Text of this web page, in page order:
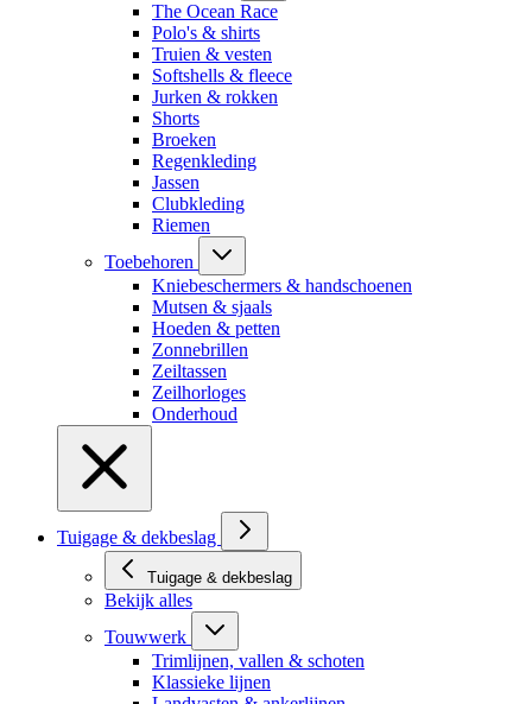
The Ocean Race
Polo's & shirts
Truien & vesten
Softshells & fleece
Jurken & rokken
Shorts
Broeken
Regenkleding
Jassen
Clubkleding
Riemen
Toebehoren
Kniebeschermers & handschoenen
Mutsen & sjaals
Hoeden & petten
Zonnebrillen
Zeiltassen
Zeilhorloges
Onderhoud
Tuigage & dekbeslag
Tuigage & dekbeslag
Bekijk alles
Touwwerk
Trimlijnen, vallen & schoten
Klassieke lijnen